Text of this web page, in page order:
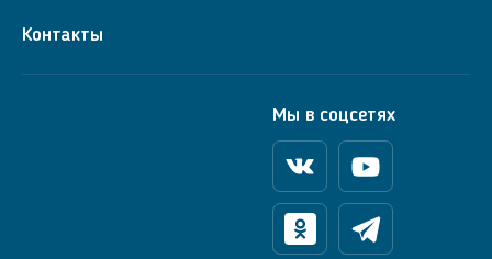
Контакты
Мы в соцсетях
ВконтактеYoutube
ОдноклассникиТелеграм